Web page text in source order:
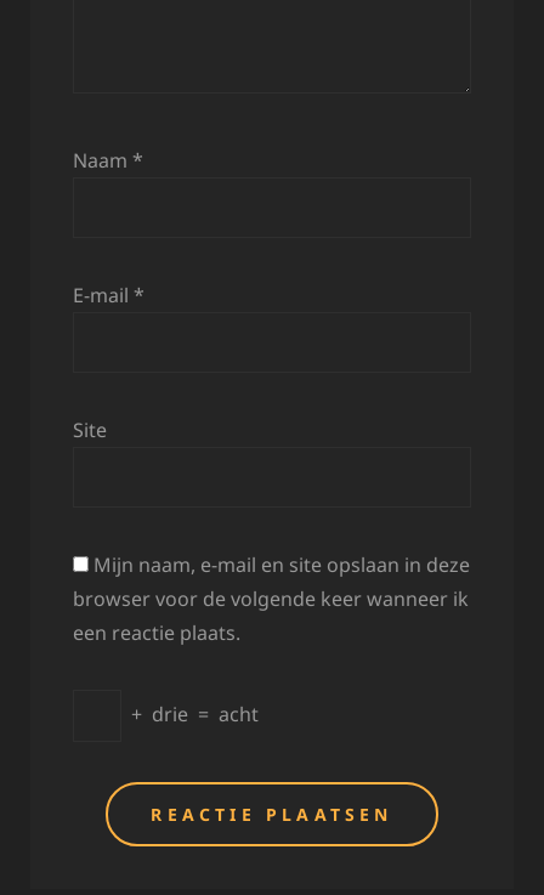
Naam *
E-mail *
Site
Mijn naam, e-mail en site opslaan in deze
browser voor de volgende keer wanneer ik
een reactie plaats.
+ drie = acht